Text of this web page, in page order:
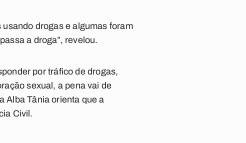
drogas e algumas foram
a droga”, revelou.
por tráfico de drogas,
sexual, a pena vai de
Alba Tânia orienta que a
Civil.